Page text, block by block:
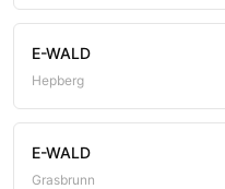
E-WALD
Hepberg
E-WALD
Grasbrunn